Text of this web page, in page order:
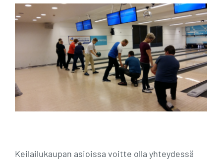
Keilailukaupan asioissa voitte olla yhteydessä